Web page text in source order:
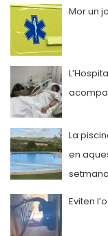
Mor un
La
en
setmana
Eviten